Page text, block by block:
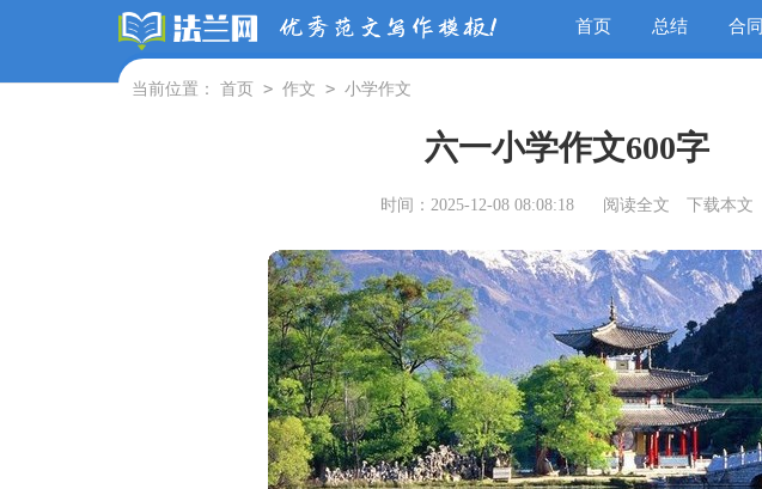
首页 总结 合同
当前位置： 首页 > 作文 > 小学作文
六一小学作文600字
时间：2025-12-08 08:08:18 阅读全文 下载本文